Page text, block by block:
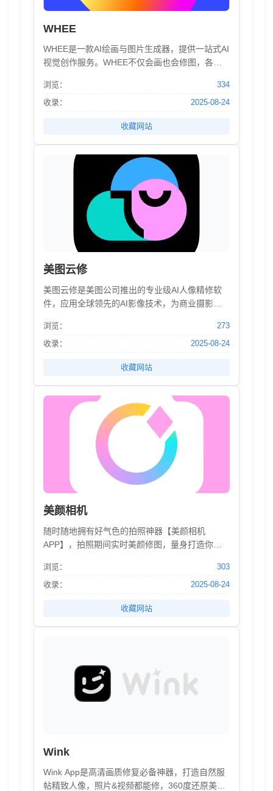
WHEE
WHEE是一款AI绘画与图片生成器，提供一站式AI
视觉创作服务。WHEE不仅会画也会修图，各种AI
然语言表述需求，就能轻松上手。在画廊中，用
户可以欣赏并学习来自多领域创作者的精美作
和设计师间的交流与合作。
浏览：
334
收录：
2025-08-24
收藏网站
美图云修
美图云修是美图公司推出的专业级AI人像精修软
件，应用全球领先的AI影像技术，为商业摄影后
干净、通透的人像精修效果，又好又快地完成照
片批量处理工作，助力企业降本、提效、增收。
浏览：
273
收录：
2025-08-24
收藏网站
美颜相机
随时随地拥有好气色的拍照神器【美颜相机
APP】，拍照期间实时美颜修图，量身打造你的
影级大片，做世界焦点，释放不一样的自己！
浏览：
303
收录：
2025-08-24
收藏网站
Wink
Wink App是高清画质修复必备神器，打造自然服
帖精致人像，照片&视频都能修，360度还原美貌